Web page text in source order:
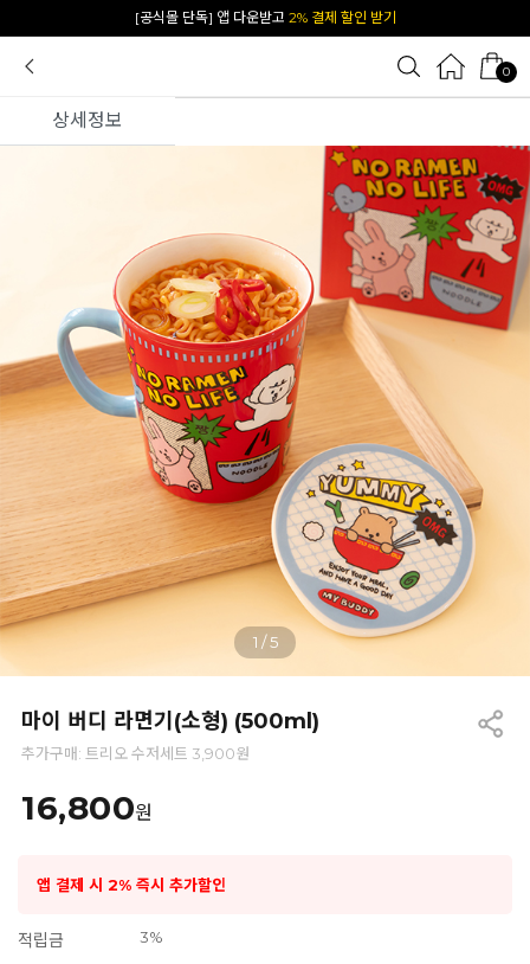
카카오 플친 추가하면1천원 즉시 할인 쿠폰
0
상세정보
1 /5
마이 버디 라면기(소형) (500ml)
추가구매: 트리오 수저세트 3,900원
16,800원
앱 결제 시 2% 즉시 추가할인
적립금 3%